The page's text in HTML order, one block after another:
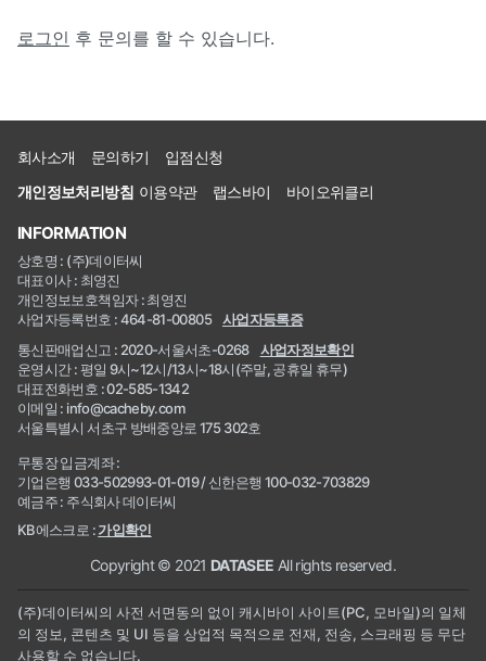
로그인 후 문의를 할 수 있습니다.
회사소개 문의하기
입점신청
개인정보처리방침 이용약관 랩스바이 바이오위클리
INFORMATION
상호명 : (주)데이터씨
대표이사 : 최영진
개인정보보호책임자 : 최영진
사업자등록번호 : 464-81-00805
사업자등록증
통신판매업신고 : 2020-서울서초-0268
사업자정보확인
운영시간 : 평일 9시~12시/13시~18시(주말, 공휴일 휴무)
대표전화번호 : 02-585-1342
이메일 : info@cacheby.com
서울특별시 서초구 방배중앙로 175 302호
무통장 입금계좌 :
기업은행 033-502993-01-019 / 신한은행 100-032-703829
예금주 : 주식회사 데이터씨
KB에스크로 :가입확인
Copyright © 2021 DATASEE All rights reserved.
(주)데이터씨의 사전 서면동의 없이 캐시바이 사이트(PC, 모바일)의 일체
의 정보, 콘텐츠 및 UI 등을 상업적 목적으로 전재, 전송, 스크래핑 등 무단
사용할 수 없습니다.